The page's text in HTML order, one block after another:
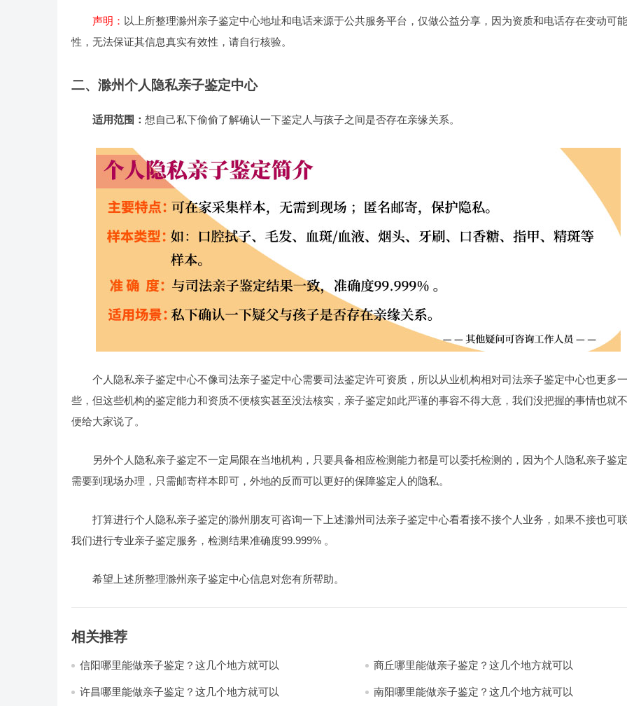
声明： 以上所整理滁州亲子鉴定中心地址和电话来源于公共服务平台，仅做公益分享，因为资质和电话存在变动可能
性，无法保证其信息真实有效性，请自行核验。
二、滁州个人隐私亲子鉴定中心
适用范围： 想自己私下偷偷了解确认一下鉴定人与孩子之间是否存在亲缘关系。
个人隐私亲子鉴定中心不像司法亲子鉴定中心需要司法鉴定许可资质，所以从业机构相对司法亲子鉴定中心也更多一
些，但这些机构的鉴定能力和资质不便核实甚至没法核实，亲子鉴定如此严谨的事容不得大意，我们没把握的事情也就
便给大家说了。
另外个人隐私亲子鉴定不一定局限在当地机构，只要具备相应检测能力都是可以委托检测的，因为个人隐私亲子鉴
需要到现场办理，只需邮寄样本即可，外地的反而可以更好的保障鉴定人的隐私。
打算进行个人隐私亲子鉴定的滁州朋友可咨询一下上述滁州司法亲子鉴定中心看看接不接个人业务，如果不接也可
我们进行专业亲子鉴定服务，检测结果准确度99.999% 。
希望上述所整理滁州亲子鉴定中心信息对您有所帮助。
相关推荐
信阳哪里能做亲子鉴定？这几个地方就可以 商丘哪里能做亲子鉴定？这几个地方就可以
许昌哪里能做亲子鉴定？这几个地方就可以 南阳哪里能做亲子鉴定？这几个地方就可以